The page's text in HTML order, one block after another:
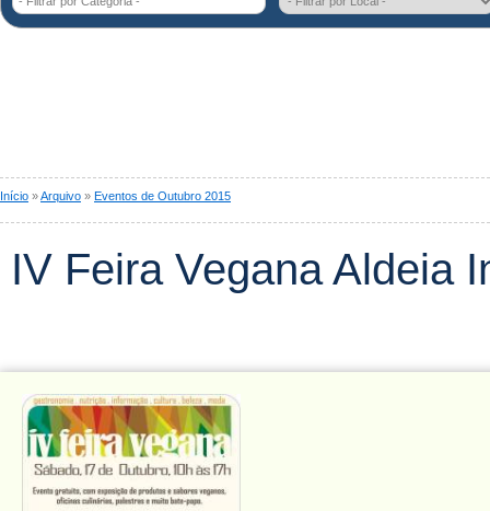
Início »Arquivo » Eventos de Outubro 2015
IV Feira Vegana Aldeia